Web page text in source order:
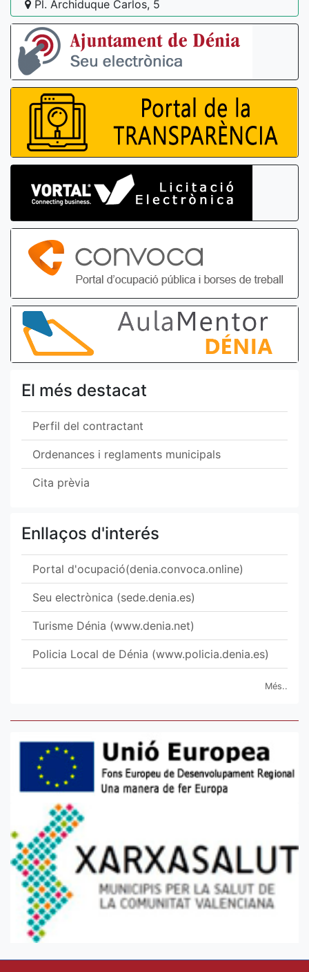
Pl. Archiduque Carlos, 5
El més destacat
Perfil del contractant
Ordenances i reglaments municipals
Cita prèvia
Enllaços d'interés
Portal d'ocupació(denia.convoca.online)
Seu electrònica (sede.denia.es)
Turisme Dénia (www.denia.net)
Policia Local de Dénia (www.policia.denia.es)
Més..